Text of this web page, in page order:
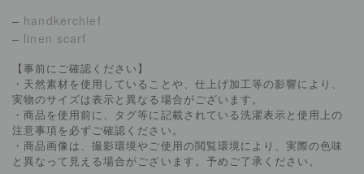
– handkerchief
– linen scarf
【事前にご確認ください】
・天然素材を使用していることや、仕上げ加工等の影響により、
実物のサイズは表示と異なる場合がございます。
・商品を使用前に、タグ等に記載されている洗濯表示と使用上の
注意事項を必ずご確認ください。
・商品画像は、撮影環境やご使用の閲覧環境により、実際の色味
と異なって見える場合がございます。予めご了承ください。